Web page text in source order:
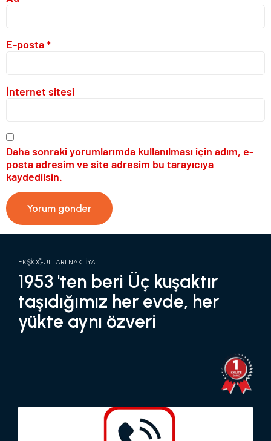
E-posta*
İnternet sitesi
Daha sonraki yorumlarımda kullanılması için adım, e-
posta adresim ve site adresim bu tarayıcıya
kaydedilsin.
EKŞİOĞULLARI NAKLİYAT
1953 'ten beri Üç kuşaktır
taşıdığımız her evde, her
yükte aynı özveri